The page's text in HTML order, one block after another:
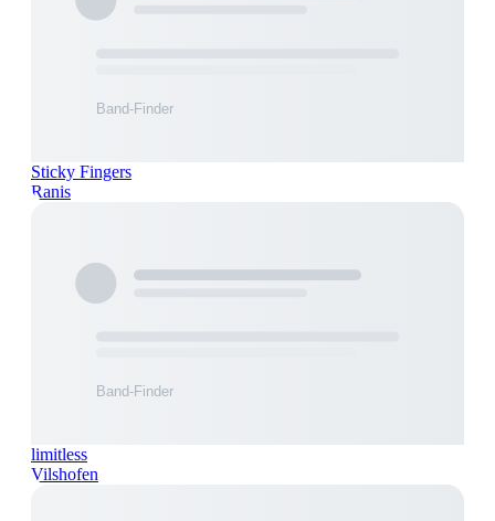
Sticky Fingers
Ranis
limitless
Vilshofen